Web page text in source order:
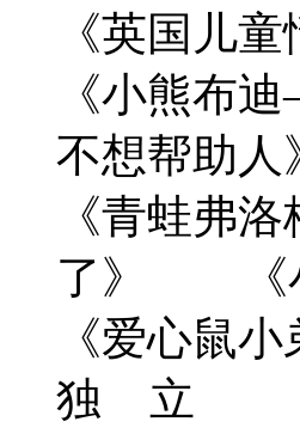
《英国儿
《小熊布
不想帮助
《青蛙弗
了》 《小
《爱
独 立